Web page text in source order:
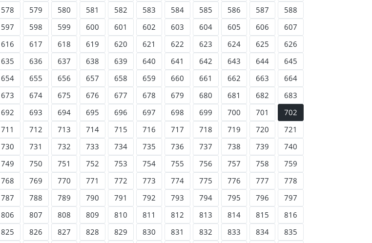
578 579 580 581 582 583 584 585 586 587
588
597 598 599 600 601 602 603 604 605 606
607
616 617 618 619 620 621 622 623 624 625
626
635 636 637 638 639 640 641 642 643 644
645
654 655 656 657 658 659 660 661 662 663
664
673 674 675 676 677 678 679 680 681 682
683
692 693 694 695 696 697 698 699 700 701
702
711 712 713 714 715 716 717 718 719 720
721
730 731 732 733 734 735 736 737 738 739
740
749 750 751 752 753 754 755 756 757 758
759
768 769 770 771 772 773 774 775 776 777
778
787 788 789 790 791 792 793 794 795 796
797
806 807 808 809 810 811 812 813 814 815
816
825 826 827 828 829 830 831 832 833 834
835